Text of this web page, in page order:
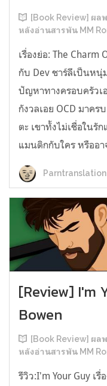
[Book Review] ผล
หลังอ่านสารพัน MM
เรื่องย่อ: The Charm
กับ Dev ชาร์ลีเป็นหนุ่
ปัญหาทางครอบครัวเ
กังวลเอย OCD มาคร
ตะ เขาทั้งไม่เชื่อในรั
แมนติกกับใคร หรืออา
[Review] I'm
Bowen
[Book Review] ผล
หลังอ่านสารพัน MM
รีวิว:I'm Your Guy เ